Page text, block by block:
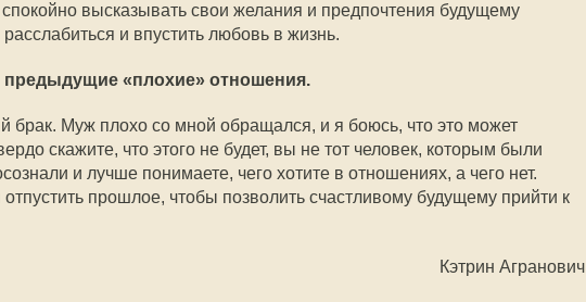
высказывать свои желания и предпочтения будущему
и впустить любовь в жизнь.
предыдущие «плохие» отношения.
брак. Муж плохо со мной обращался, и я боюсь, что это может
скажите, что этого не будет, вы не тот человек, которым были
и лучше понимаете, чего хотите в отношениях, а чего нет.
прошлое, чтобы позволить счастливому будущему прийти к
Кэтрин Агранович